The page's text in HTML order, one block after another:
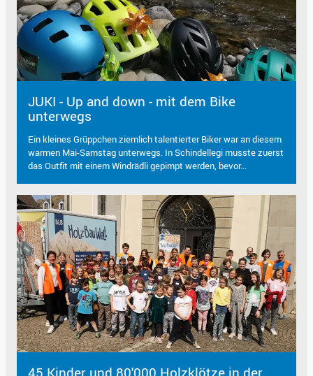
JUKI - Up and down - mit dem Bike
unterwegs
Ein kleines Grüppchen ziemlich talentierter Biker war an diesem
warmen Mai-Samstag unterwegs. In Schindellegi musste zuerst
das Outfit mit einem Windrädli gepimpt werden, bevor...